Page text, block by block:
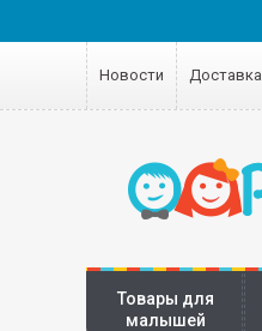
Новости Доставка
Товары для
малышей